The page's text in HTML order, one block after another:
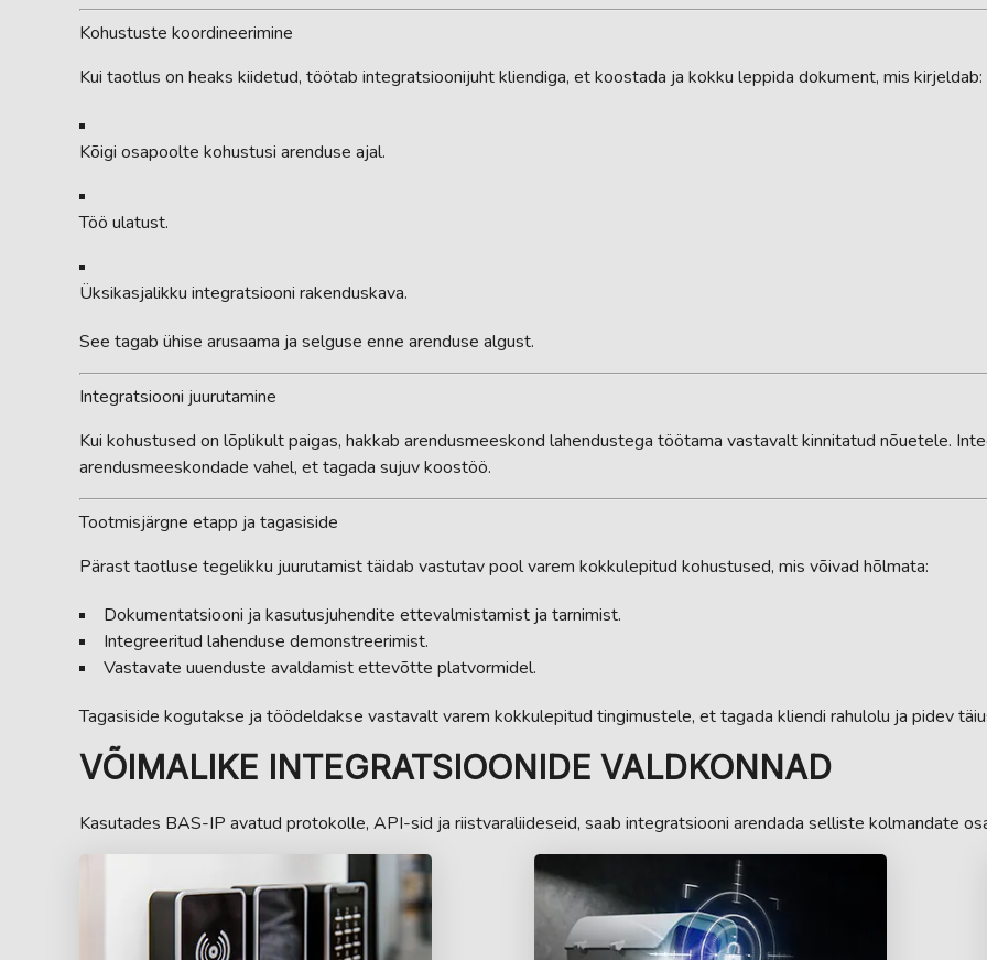
Kohustuste koordineerimine
Kui taotlus on heaks kiidetud, töötab integratsioonijuht kliendiga, et koostada ja kokku leppida dokument, mis kirjeldab:
Kõigi osapoolte kohustusi arenduse ajal.
Töö ulatust.
Üksikasjalikku integratsiooni rakenduskava.
See tagab ühise arusaama ja selguse enne arenduse algust.
Integratsiooni juurutamine
Kui kohustused on lõplikult paigas, hakkab arendusmeeskond lahendustega töötama vastavalt kinnitatud nõuetele.
arendusmeeskondade vahel, et tagada sujuv koostöö.
Tootmisjärgne etapp ja tagasiside
Pärast taotluse tegelikku juurutamist täidab vastutav pool varem kokkulepitud kohustused, mis võivad hõlmata:
Dokumentatsiooni ja kasutusjuhendite ettevalmistamist ja tarnimist.
Integreeritud lahenduse demonstreerimist.
Vastavate uuenduste avaldamist ettevõtte platvormidel.
Tagasiside kogutakse ja töödeldakse vastavalt varem kokkulepitud tingimustele, et tagada kliendi rahulolu ja pidev
VÕIMALIKE INTEGRATSIOONIDE VALDKONNAD
Kasutades BAS-IP avatud protokolle, API-sid ja riistvaraliideseid, saab integratsiooni arendada selliste kolmandate